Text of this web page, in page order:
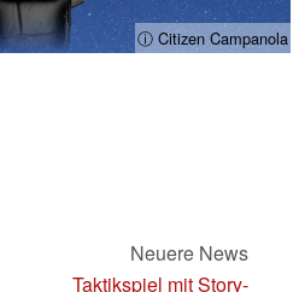
ⓘ Citizen Campanola
Neuere News
Taktikspiel mit Story-